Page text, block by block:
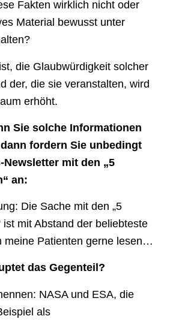
Fakten wirklich nicht oder
Material bewusst unter
die Glaubwürdigkeit solcher
der, die sie veranstalten, wird
erhöht.
Sie solche Informationen
fordern Sie unbedingt
Newsletter mit den „5
an:
Die Sache mit den „5
ist mit Abstand der beliebteste
meine Patienten gerne lesen…
das Gegenteil?
NASA und ESA, die
als